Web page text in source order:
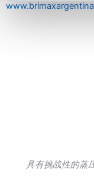
具有挑战性的蒸